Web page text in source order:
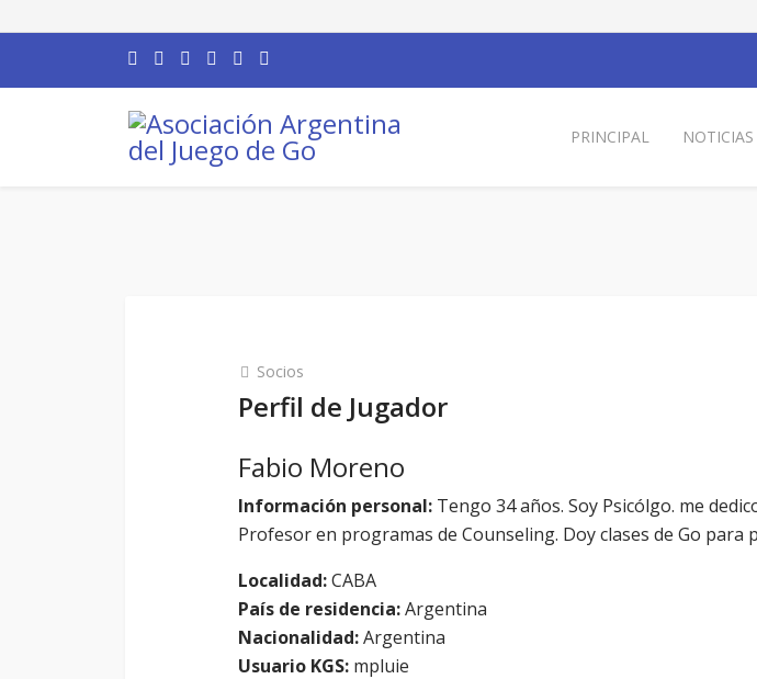
PRINCIPAL NOTICIAS
Socios
Perfil de Jugador
Fabio Moreno
Información personal: Tengo 34 años. Soy Psicólgo. me
Profesor en programas de Counseling. Doy clases de Go para
Localidad:CABA
País de residencia:Argentina
Nacionalidad:Argentina
Usuario KGS: mpluie